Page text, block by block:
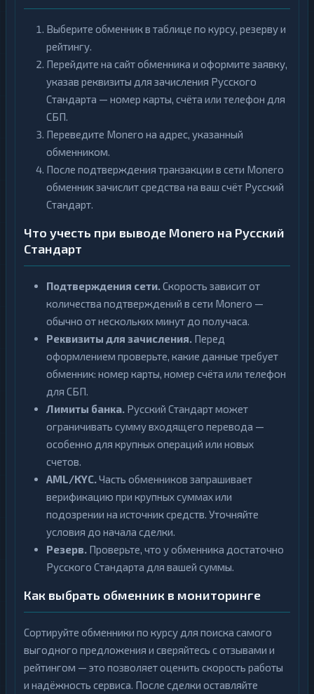
Выберите обменник в таблице по курсу, резерву и
рейтингу.
Перейдите на сайт обменника и оформите заявку,
указав реквизиты для зачисления Русского
Стандарта — номер карты, счёта или телефон для
СБП.
Переведите Monero на адрес, указанный
обменником.
После подтверждения транзакции в сети Monero
обменник зачислит средства на ваш счёт Русский
Стандарт.
Что учесть при выводе Monero на Русский
Стандарт
Подтверждения сети.Скорость зависит от
количества подтверждений в сети Monero —
обычно от нескольких минут до получаса.
Реквизиты для зачисления. Перед
оформлением проверьте, какие данные требует
обменник: номер карты, номер счёта или телефон
для СБП.
Лимиты банка. Русский Стандарт может
ограничивать сумму входящего перевода —
особенно для крупных операций или новых
счетов.
AML/KYC.Часть обменников запрашивает
верификацию при крупных суммах или
подозрении на источник средств. Уточняйте
условия до начала сделки.
Резерв. Проверьте, что у обменника достаточно
Русского Стандарта для вашей суммы.
Как выбрать обменник в мониторинге
Сортируйте обменники по курсу для поиска самого
выгодного предложения и сверяйтесь с отзывами и
рейтингом — это позволяет оценить скорость работы
и надёжность сервиса. После сделки оставляйте